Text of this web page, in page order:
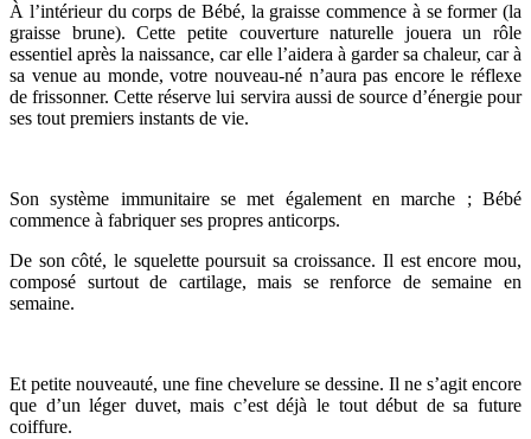
À l’intérieur du corps de Bébé, la graisse commence à se former (la
graisse brune). Cette petite couverture naturelle jouera un rôle
essentiel après la naissance, car elle l’aidera à garder sa chaleur, car à
sa venue au monde, votre nouveau-né n’aura pas encore le réflexe
de frissonner. Cette réserve lui servira aussi de source d’énergie pour
ses tout premiers instants de vie.
Son système immunitaire se met également en marche ; Bébé
commence à fabriquer ses propres anticorps.
De son côté, le squelette poursuit sa croissance. Il est encore mou,
composé surtout de cartilage, mais se renforce de semaine en
semaine.
Et petite nouveauté, une fine chevelure se dessine. Il ne s’agit encore
que d’un léger duvet, mais c’est déjà le tout début de sa future
coiffure.